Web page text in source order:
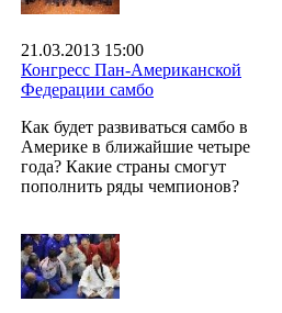
21.03.2013 15:00
Конгресс Пан-Американской
Федерации самбо
Как будет развиваться самбо в
Америке в ближайшие четыре
года? Какие страны смогут
пополнить ряды чемпионов?